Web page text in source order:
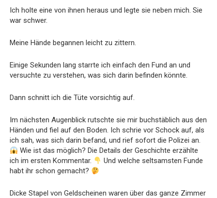
Ich holte eine von ihnen heraus und legte sie neben mich. Sie
war schwer.
Meine Hände begannen leicht zu zittern.
Einige Sekunden lang starrte ich einfach den Fund an und
versuchte zu verstehen, was sich darin befinden könnte.
Dann schnitt ich die Tüte vorsichtig auf.
Im nächsten Augenblick rutschte sie mir buchstäblich aus den
Händen und fiel auf den Boden. Ich schrie vor Schock auf, als
ich sah, was sich darin befand, und rief sofort die Polizei an.
Wie ist das möglich? Die Details der Geschichte erzählte
ich im ersten Kommentar.
Und welche seltsamsten Funde
habt ihr schon gemacht?
Dicke Stapel von Geldscheinen waren über das ganze Zimmer